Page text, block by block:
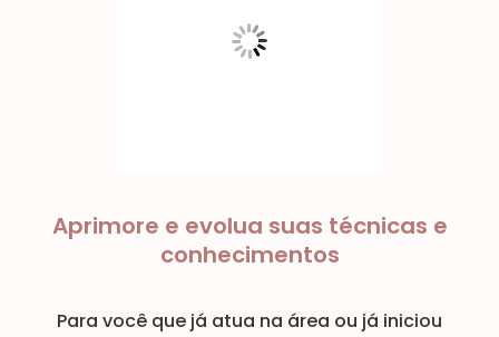
Aprimore e evolua suas técnicas e
conhecimentos
Para você que já atua na área ou já iniciou